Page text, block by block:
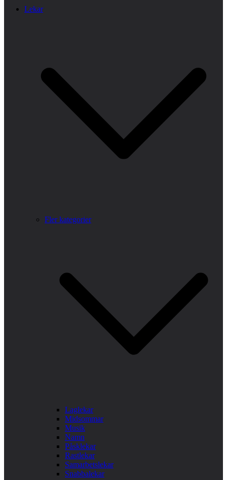
Lekar
Fler kategorier
Laglekar
Midsommar
Musik
Namn
Påsklekar
Rastlekar
Samarbetslekar
Snabbalekar